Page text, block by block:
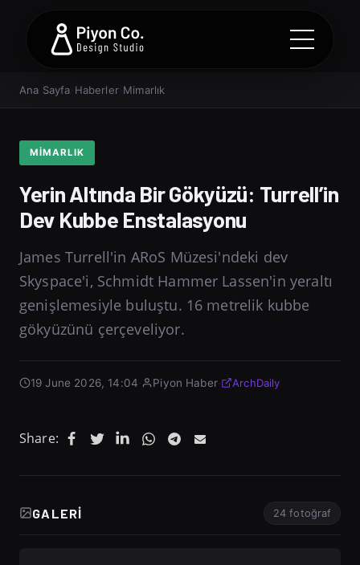
Ana Sayfa Haberler› Mimarlık
MIMARLIK
Yerin Altında Bir Gökyüzü: Turrell’in
Dev Kubbe Enstalasyonu
James Turrell'in ARoS Müzesi'ndeki dev
Skyspace'i, Schmidt Hammer Lassen'in yeraltı
genişlemesiyle buluştu. 16 metrelik kubbe
gökyüzünü çerçeveliyor.
19 June 2026, 14:04 Piyon Haber· ArchDaily
Share:
GALERI 24 fotoğraf